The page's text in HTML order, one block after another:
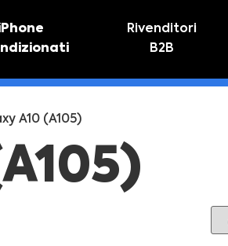
Rivenditori
B2B
IPHONE
schermo
batteria
A10 (A105)